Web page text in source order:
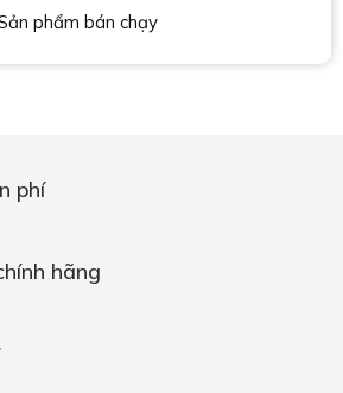
phẩm bán chạy
phí
hãng